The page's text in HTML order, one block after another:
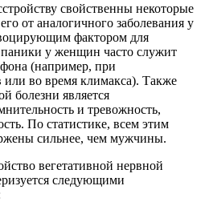
свойственны некоторые
от аналогичного заболевания у
фактором для
у женщин часто служит
(например, при
или во время климакса). Также
болезни является
и тревожность,
По статистике, всем этим
сильнее, чем мужчины.
вегетативной нервной
следующими